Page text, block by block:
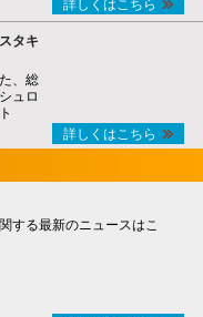
詳しくはこちら
タキ
、総
ュロ
詳しくはこちら
する最新のニュースはこ